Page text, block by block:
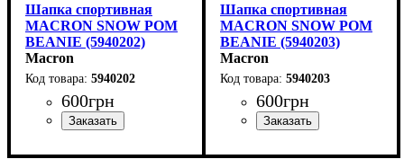
Шапка спортивная
MACRON SNOW POM
BEANIE (5940202)
Macron
5940202
600грн
Шапка спортивная
MACRON SNOW POM
BEANIE (5940203)
Macron
5940203
600грн